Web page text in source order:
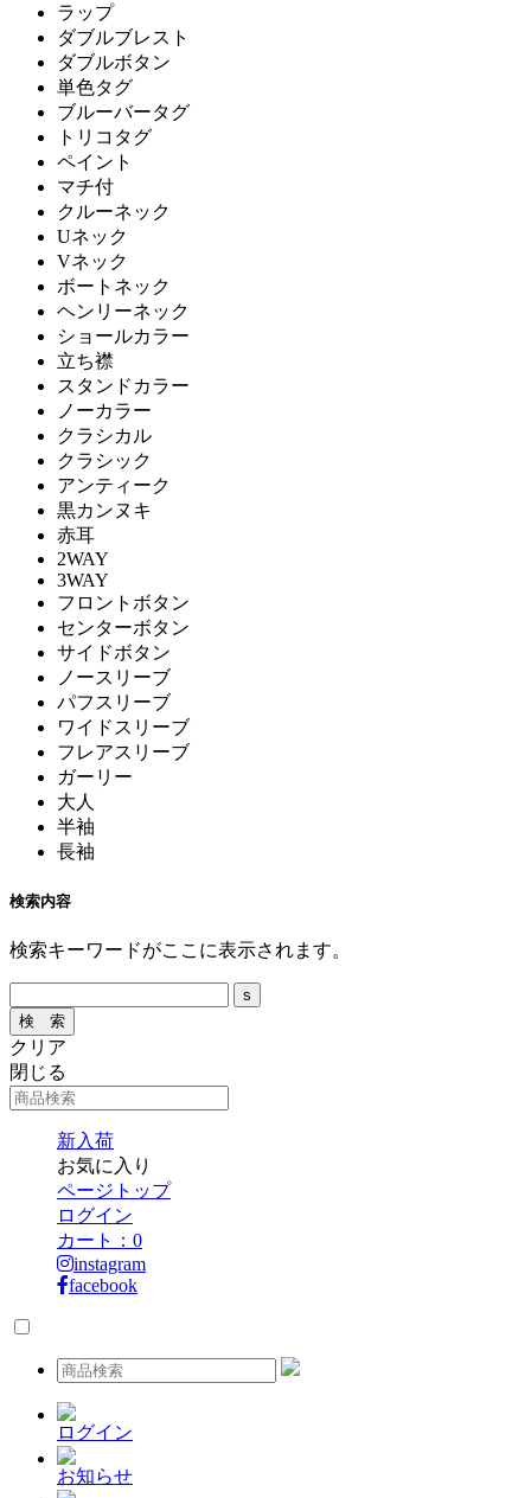
ラップ
ダブルブレスト
ダブルボタン
単色タグ
ブルーバータグ
トリコタグ
ペイント
マチ付
クルーネック
Uネック
Vネック
ボートネック
ヘンリーネック
ショールカラー
立ち襟
スタンドカラー
ノーカラー
クラシカル
クラシック
アンティーク
黒カンヌキ
赤耳
2WAY
3WAY
フロントボタン
センターボタン
サイドボタン
ノースリーブ
パフスリーブ
ワイドスリーブ
フレアスリーブ
ガーリー
大人
半袖
長袖
検索内容
検索キーワードがここに表示されます。
クリア
閉じる
新入荷
お気に入り
ページトップ
ログイン
カート： 0
instagram
facebook
ログイン
お知らせ